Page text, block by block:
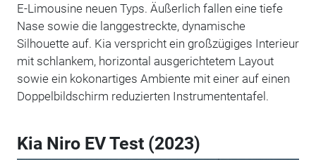
E-Limousine neuen Typs. Äußerlich fallen eine tiefe
Nase sowie die langgestreckte, dynamische
Silhouette auf. Kia verspricht ein großzügiges Interieur
mit schlankem, horizontal ausgerichtetem Layout
sowie ein kokonartiges Ambiente mit einer auf einen
Doppelbildschirm reduzierten Instrumententafel.
Kia Niro EV Test (2023)